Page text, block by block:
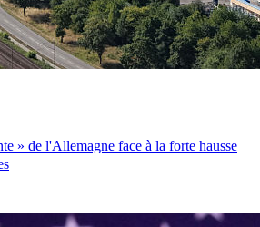
» de l'Allemagne face à la forte hausse